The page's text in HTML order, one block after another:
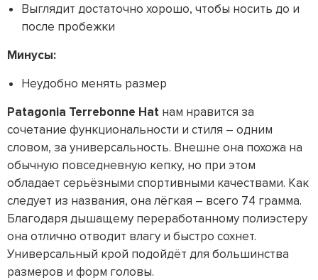
Выглядит достаточно хорошо, чтобы носить до и
после пробежки
Минусы:
Неудобно менять размер
Patagonia Terrebonne Hat нам нравится за
сочетание функциональности и стиля – одним
словом, за универсальность. Внешне она похожа на
обычную повседневную кепку, но при этом
обладает серьёзными спортивными качествами. Как
следует из названия, она лёгкая – всего 74 грамма.
Благодаря дышащему переработанному полиэстеру
она отлично отводит влагу и быстро сохнет.
Универсальный крой подойдёт для большинства
размеров и форм головы.